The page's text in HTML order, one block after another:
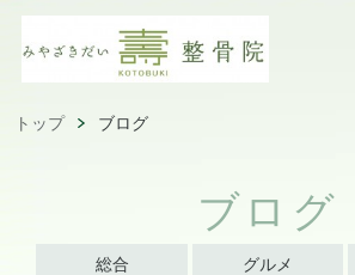
トップ ブログ
ブログ
総合 グルメ